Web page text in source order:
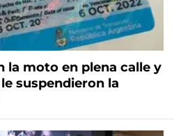
la moto en plena calle y
suspendieron la